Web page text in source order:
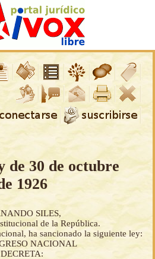
de 30 de octubre
1926
SILES,
de la República.
ha sancionado la siguiente ley:
NACIONAL
DECRETA: